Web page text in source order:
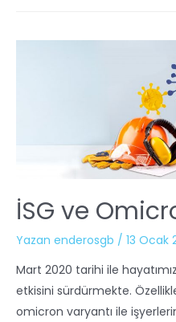
İSG ve
Yazan enderosgb / 13 Ocak
Mart 2020 tarihi ile
etkisini sürdürmekte.
omicron varyantı ile